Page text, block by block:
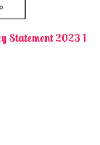
Statement 2023 1